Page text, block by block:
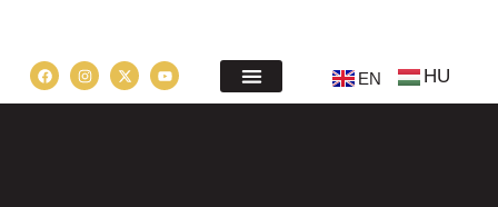
EN HU